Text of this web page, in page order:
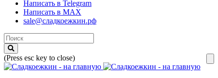
Написать в Telegram
Написать в MAX
sale@сладкоежкин.рф
(Press esc key to close)